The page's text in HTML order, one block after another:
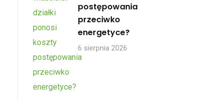
postępowania
przeciwko
energetyce?
6 sierpnia 2026